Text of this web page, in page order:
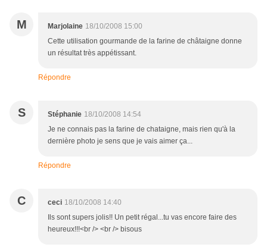
M Marjolaine 18/10/2008 15:00
Cette utilisation gourmande de la farine de châtaigne donne
un résultat très appétissant.
Répondre
S Stéphanie 18/10/2008 14:54
Je ne connais pas la farine de chataigne, mais rien qu'à la
dernière photo je sens que je vais aimer ça...
Répondre
C ceci 18/10/2008 14:40
Ils sont supers jolis!! Un petit régal...tu vas encore faire des
heureux!!!<br /> <br /> bisous